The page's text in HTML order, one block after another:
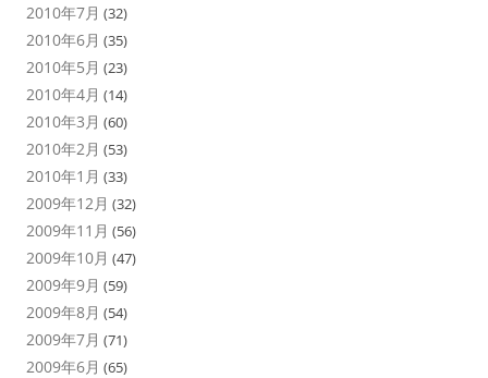
2010年7月 (32)
2010年6月 (35)
2010年5月 (23)
2010年4月 (14)
2010年3月 (60)
2010年2月 (53)
2010年1月 (33)
2009年12月 (32)
2009年11月 (56)
2009年10月 (47)
2009年9月 (59)
2009年8月 (54)
2009年7月 (71)
2009年6月 (65)